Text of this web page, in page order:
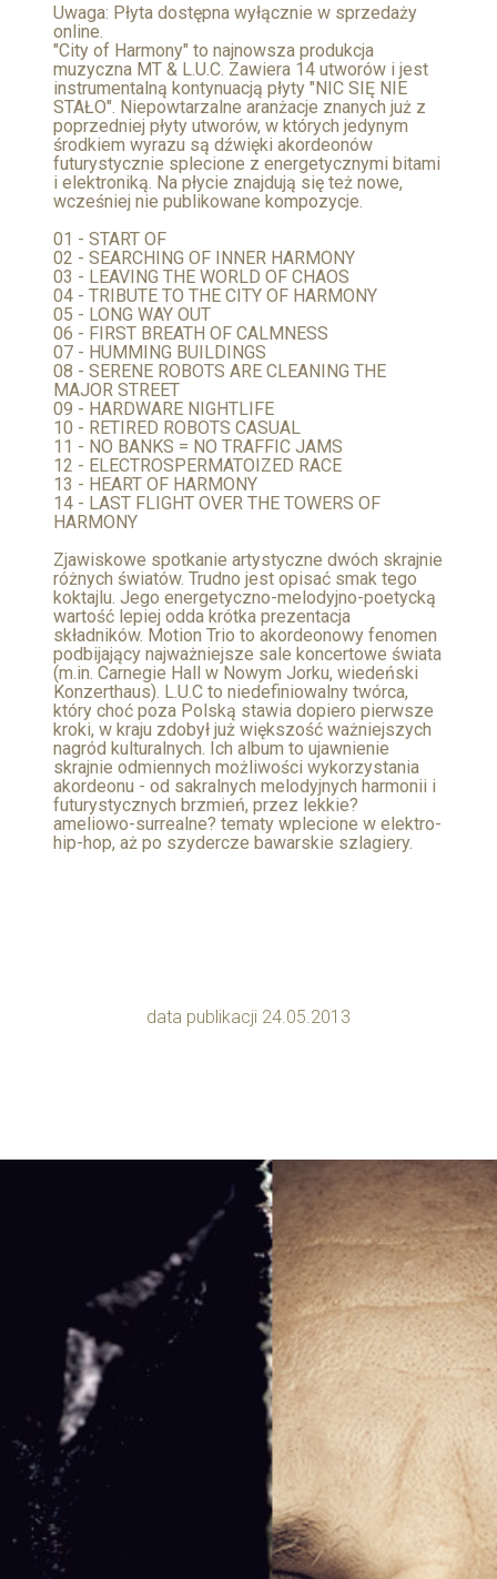
Uwaga: Płyta dostępna wyłącznie w sprzedaży
online.
"City of Harmony" to najnowsza produkcja
muzyczna MT & L.U.C. Zawiera 14 utworów i jest
instrumentalną kontynuacją płyty "NIC SIĘ NIE
STAŁO". Niepowtarzalne aranżacje znanych już z
poprzedniej płyty utworów, w których jedynym
środkiem wyrazu są dźwięki akordeonów
futurystycznie splecione z energetycznymi bitami
i elektroniką. Na płycie znajdują się też nowe,
wcześniej nie publikowane kompozycje.
01 - START OF
02 - SEARCHING OF INNER HARMONY
03 - LEAVING THE WORLD OF CHAOS
04 - TRIBUTE TO THE CITY OF HARMONY
05 - LONG WAY OUT
06 - FIRST BREATH OF CALMNESS
07 - HUMMING BUILDINGS
08 - SERENE ROBOTS ARE CLEANING THE
MAJOR STREET
09 - HARDWARE NIGHTLIFE
10 - RETIRED ROBOTS CASUAL
11 - NO BANKS = NO TRAFFIC JAMS
12 - ELECTROSPERMATOIZED RACE
13 - HEART OF HARMONY
14 - LAST FLIGHT OVER THE TOWERS OF
HARMONY
Zjawiskowe spotkanie artystyczne dwóch skrajnie
różnych światów. Trudno jest opisać smak tego
koktajlu. Jego energetyczno-melodyjno-poetycką
wartość lepiej odda krótka prezentacja
składników. Motion Trio to akordeonowy fenomen
podbijający najważniejsze sale koncertowe świata
(m.in. Carnegie Hall w Nowym Jorku, wiedeński
Konzerthaus). L.U.C to niedefiniowalny twórca,
który choć poza Polską stawia dopiero pierwsze
kroki, w kraju zdobył już większość ważniejszych
nagród kulturalnych. Ich album to ujawnienie
skrajnie odmiennych możliwości wykorzystania
akordeonu - od sakralnych melodyjnych harmonii i
futurystycznych brzmień, przez lekkie?
ameliowo-surrealne? tematy wplecione w elektro-
hip-hop, aż po szydercze bawarskie szlagiery.
data publikacji 24.05.2013